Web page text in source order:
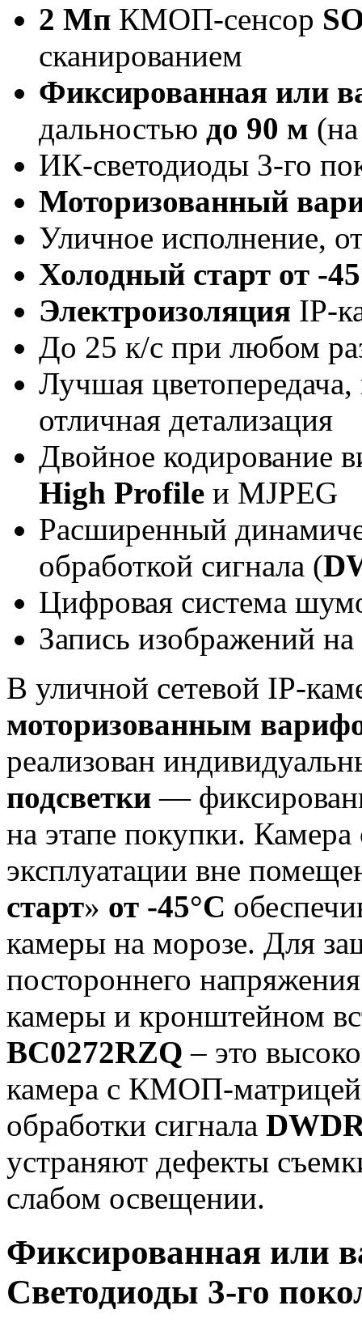
2 Мп КМОП-сенсор
сканированием
Фиксированная или
дальностью до 90 м
ИК-светодиоды 3-го
Моторизованный
Уличное исполнение,
Холодный старт от -
Электроизоляция IP-
До 25 к/с при любом
Лучшая цветопередача,
отличная детализация
Двойное кодирование
High Profile и MJPEG
Расширенный
обработкой сигнала (
Цифровая система
Запись изображений
В уличной сетевой IP-
моторизованным
реализован
подсветки —
на этапе покупки. Камера
эксплуатации вне
старт» от -45°С
камеры на морозе. Для
постороннего
камеры и кронштейном
BC0272RZQ – это
камера с КМОП-
обработки сигнала
устраняют дефекты
слабом освещении.
Фиксированная или
Светодиоды 3-го